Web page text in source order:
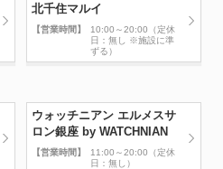
北千住マルイ
【営業時間】
10:00～20:00（定休
日：無し ※施設に準
ずる）
ウォッチニアン エルメスサ
ロン銀座 by WATCHNIAN
【営業時間】
11:00～20:00（定休
日：無し）